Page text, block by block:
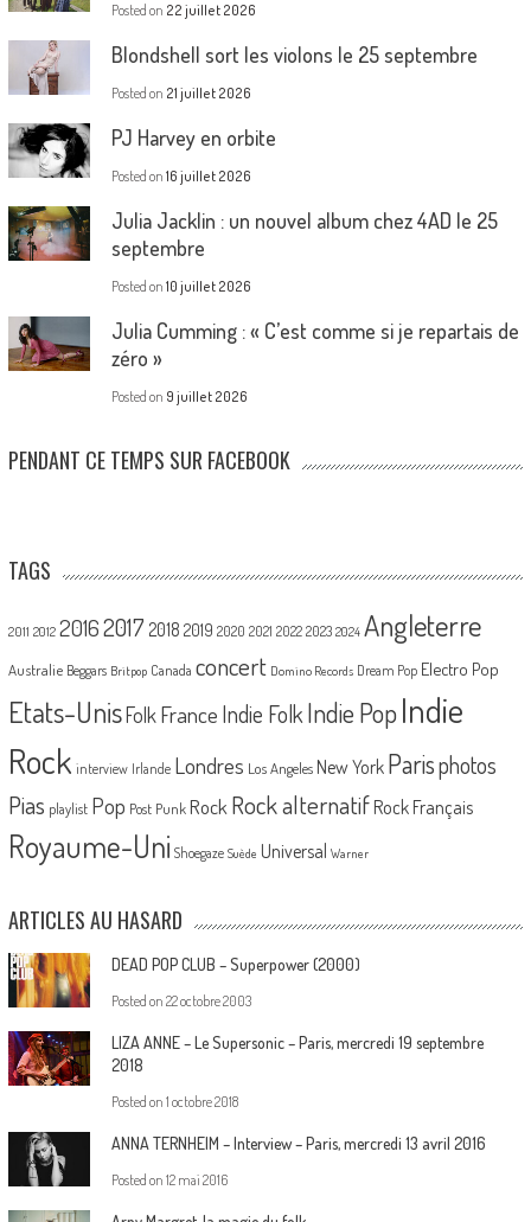
Posted on 22 juillet 2026
Blondshell sort les violons le 25 septembre
Posted on 21 juillet 2026
PJ Harvey en orbite
Posted on 16 juillet 2026
Julia Jacklin : un nouvel album chez 4AD le 25
septembre
Posted on 10 juillet 2026
Julia Cumming : « C’est comme si je repartais de
zéro »
Posted on 9 juillet 2026
PENDANT CE TEMPS SUR FACEBOOK
TAGS
2011 2012 20162017 2018 2019 2020 2021 2022 2023 2024 Angleterre
Australie Beggars Britpop Canada concert Domino Records Dream Pop Electro Pop
Etats-UnisFolk France Indie FolkIndie PopIndie
Rock interview Irlande Londres Los Angeles New York Parisphotos
Pias playlist Pop Post Punk Rock Rock alternatif Rock Français
Royaume-Uni Shoegaze Suède Universal Warner
ARTICLES AU HASARD
DEAD POP CLUB – Superpower (2000)
Posted on 22 octobre 2003
LIZA ANNE – Le Supersonic – Paris, mercredi 19 septembre
2018
Posted on 1 octobre 2018
ANNA TERNHEIM – Interview – Paris, mercredi 13 avril 2016
Posted on 12 mai 2016